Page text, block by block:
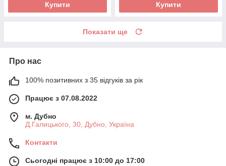
Купити Купити
Показати ще
Про нас
100% позитивних з 35 відгуків за рік
Працює з 07.08.2022
м. Дубно
Д.Галицького, 30, Дубно, Україна
Контакти
Сьогодні працює з 10:00 до 17:00